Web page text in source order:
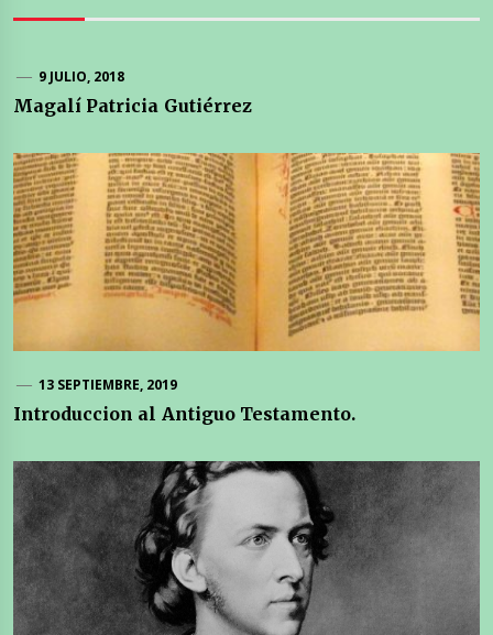
9 JULIO, 2018
Magalí Patricia Gutiérrez
13 SEPTIEMBRE, 2019
Introduccion al Antiguo Testamento.